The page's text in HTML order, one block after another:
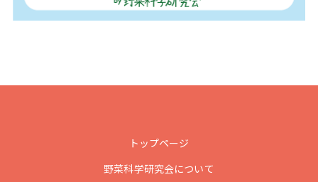
トップページ
野菜科学研究会について